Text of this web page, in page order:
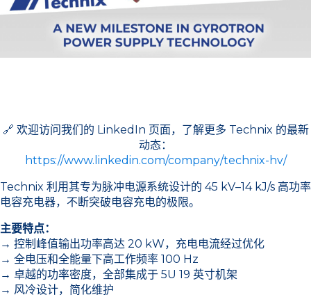
🔗 欢迎访问我们的 LinkedIn 页面，了解更多 Technix 的最新
动态：
https://www.linkedin.com/company/technix-hv/
Technix 利用其专为脉冲电源系统设计的 45 kV–14 kJ/s 高功率
电容充电器，不断突破电容充电的极限。
主要特点：
→ 控制峰值输出功率高达 20 kW，充电电流经过优化
→ 全电压和全能量下高工作频率 100 Hz
→ 卓越的功率密度，全部集成于 5U 19 英寸机架
→ 风冷设计，简化维护